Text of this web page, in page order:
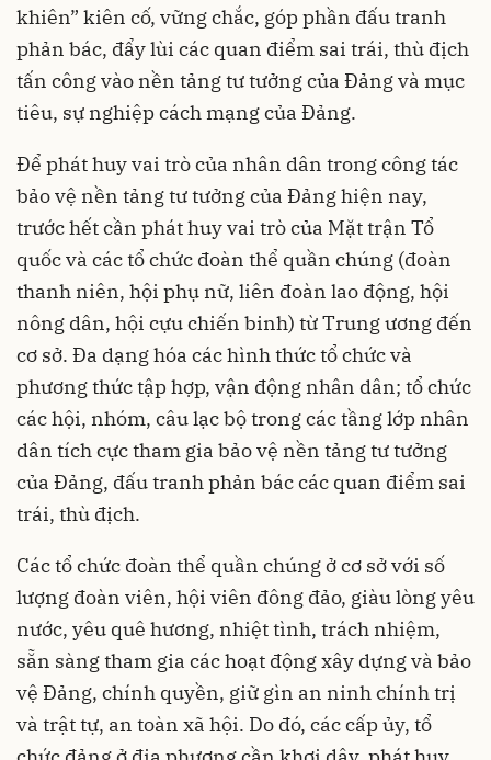
khiên” kiên cố, vững chắc, góp phần đấu tranh
phản bác, đẩy lùi các quan điểm sai trái, thù địch
tấn công vào nền tảng tư tưởng của Đảng và mục
tiêu, sự nghiệp cách mạng của Đảng.
Để phát huy vai trò của nhân dân trong công tác
bảo vệ nền tảng tư tưởng của Đảng hiện nay,
trước hết cần phát huy vai trò của Mặt trận Tổ
quốc và các tổ chức đoàn thể quần chúng (đoàn
thanh niên, hội phụ nữ, liên đoàn lao động, hội
nông dân, hội cựu chiến binh) từ Trung ương đến
cơ sở. Đa dạng hóa các hình thức tổ chức và
phương thức tập hợp, vận động nhân dân; tổ chức
các hội, nhóm, câu lạc bộ trong các tầng lớp nhân
dân tích cực tham gia bảo vệ nền tảng tư tưởng
của Đảng, đấu tranh phản bác các quan điểm sai
trái, thù địch.
Các tổ chức đoàn thể quần chúng ở cơ sở với số
lượng đoàn viên, hội viên đông đảo, giàu lòng yêu
nước, yêu quê hương, nhiệt tình, trách nhiệm,
sẵn sàng tham gia các hoạt động xây dựng và bảo
vệ Đảng, chính quyền, giữ gìn an ninh chính trị
và trật tự, an toàn xã hội. Do đó, các cấp ủy, tổ